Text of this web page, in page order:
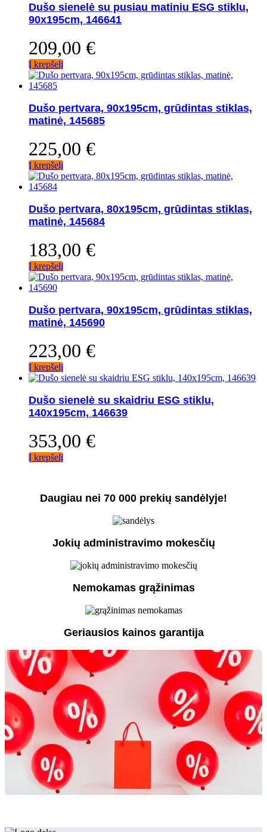
Dušo sienelė su pusiau matiniu ESG stiklu,
90x195cm, 146641
209,00 €
Į krepšelį
Dušo pertvara, 90x195cm, grūdintas stiklas,
matinė, 145685
225,00 €
Į krepšelį
Dušo pertvara, 80x195cm, grūdintas stiklas,
matinė, 145684
183,00 €
Į krepšelį
Dušo pertvara, 90x195cm, grūdintas stiklas,
matinė, 145690
223,00 €
Į krepšelį
Dušo sienelė su skaidriu ESG stiklu,
140x195cm, 146639
353,00 €
Į krepšelį
Daugiau nei 70 000 prekių sandėlyje!
Jokių administravimo mokesčių
Nemokamas grąžinimas
Geriausios kainos garantija